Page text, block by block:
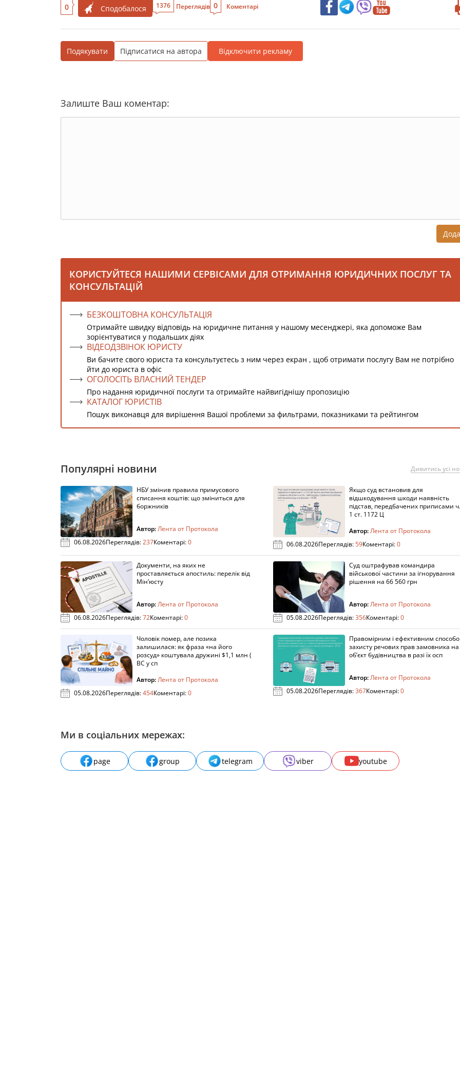
0 Сподобалося 1376 Переглядів 0 Коментарі
Подякувати Підписатися на автора Відключити рекламу
Залиште Ваш коментар:
КОРИСТУЙТЕСЯ НАШИМИ СЕРВІСАМИ ДЛЯ ОТРИМАННЯ ЮРИДИЧНИХ ПОСЛУГ ТА
КОНСУЛЬТАЦІЙ
БЕЗКОШТОВНА КОНСУЛЬТАЦІЯ
Отримайте швидку відповідь на юридичне питання у нашому месенджері, яка допоможе Вам
зорієнтуватися у подальших діях
ВІДЕОДЗВІНОК ЮРИСТУ
Ви бачите свого юриста та консультуєтесь з ним через екран , щоб отримати послугу Вам не потрібно
йти до юриста в офіс
ОГОЛОСІТЬ ВЛАСНИЙ ТЕНДЕР
Про надання юридичної послуги та отримайте найвигіднішу пропозицію
КАТАЛОГ ЮРИСТІВ
Пошук виконавця для вирішення Вашої проблеми за фильтрами, показниками та рейтингом
Популярні новини Дивитись усі
НБУ змінив правила примусового
списання коштів: що зміниться для
боржників
Автор:Лента от Протокола
06.08.2026Переглядів:237Коментарі:0
Якщо суд встановив для
відшкодування шкоди наявність
підстав, передбачених приписами ч.
1 ст. 1172 Ц
Автор:Лента от Протокола
06.08.2026Переглядів:59Коментарі:0
Документи, на яких не
проставляється апостиль: перелік від
Мін’юсту
Автор:Лента от Протокола
06.08.2026Переглядів:72Коментарі:0
Суд оштрафував командира
військової частини за ігнорування
рішення на 66 560 грн
Автор:Лента от Протокола
05.08.2026Переглядів:356Коментарі:0
Чоловік помер, але позика
залишилася: як фраза «на його
розсуд» коштувала дружині $1,1 млн (
ВС у сп
Автор:Лента от Протокола
05.08.2026Переглядів:454Коментарі:0
Правомірним і ефективним
захисту речових прав замовника на
об’єкт будівництва в разі їх осп
Автор:Лента от Протокола
05.08.2026Переглядів:367Коментарі:0
Ми в соціальних мережах:
page group telegram viber youtube